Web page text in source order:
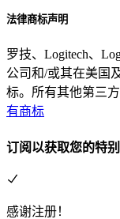
法律商标声明
罗技、Logitech、
公司和/或其在美国
标。所有其他第三
有商标
订阅以获取您的特
感谢注册！